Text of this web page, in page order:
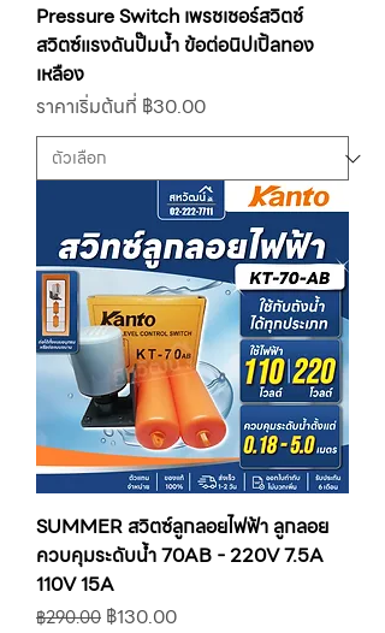
Pressure Switch เพรชเชอร์สวิตช์
สวิตซ์แรงดันปั๊มน้ำ ข้อต่อนิปเปิ้ลทอง
เหลือง
ราคาเริ่มต้นที่ ฿30.00
ราคาขายลด
SUMMER สวิตซ์ลูกลอยไฟฟ้า ลูกลอย
ควบคุมระดับน้ำ 70AB - 220V 7.5A
110V 15A
ราคาปกติ
฿290.00 ราคาขายลด
฿130.00